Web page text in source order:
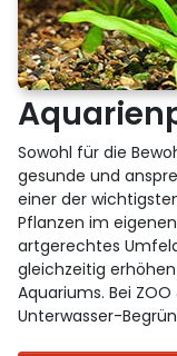
Sowohl für die
gesunde und
einer der
Pflanzen im
artgerechtes
gleichzeitig
Aquariums. Bei
Unterwasser-